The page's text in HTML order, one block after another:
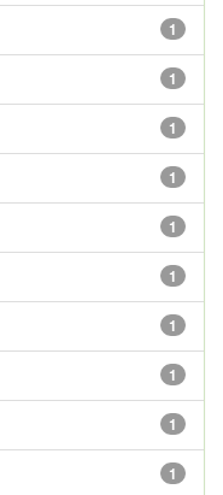
1
1
1
1
1
1
1
1
1
1